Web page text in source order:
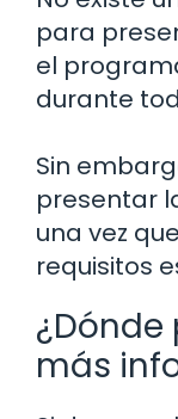
para
el
durante
Sin
presentar
una vez
requisitos
más